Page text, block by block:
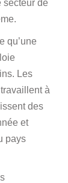
secteur de
qu’une
Les
à
des
et
pays